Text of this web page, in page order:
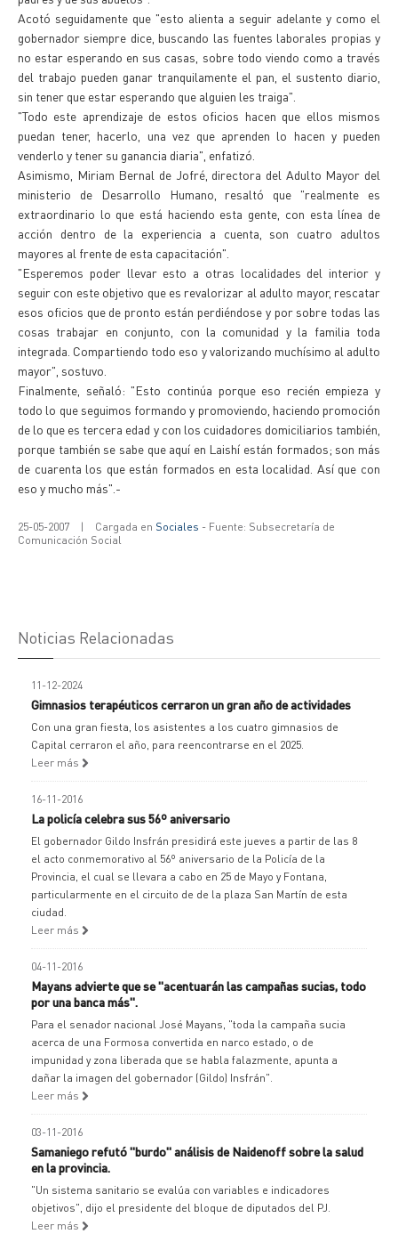
Acotó seguidamente que "esto alienta a seguir adelante y como el
gobernador siempre dice, buscando las fuentes laborales propias y
no estar esperando en sus casas, sobre todo viendo como a través
del trabajo pueden ganar tranquilamente el pan, el sustento diario,
sin tener que estar esperando que alguien les traiga".
"Todo este aprendizaje de estos oficios hacen que ellos mismos
puedan tener, hacerlo, una vez que aprenden lo hacen y pueden
venderlo y tener su ganancia diaria", enfatizó.
Asimismo, Miriam Bernal de Jofré, directora del Adulto Mayor del
ministerio de Desarrollo Humano, resaltó que "realmente es
extraordinario lo que está haciendo esta gente, con esta línea de
acción dentro de la experiencia a cuenta, son cuatro adultos
mayores al frente de esta capacitación".
"Esperemos poder llevar esto a otras localidades del interior y
seguir con este objetivo que es revalorizar al adulto mayor, rescatar
esos oficios que de pronto están perdiéndose y por sobre todas las
cosas trabajar en conjunto, con la comunidad y la familia toda
integrada. Compartiendo todo eso y valorizando muchísimo al adulto
mayor", sostuvo.
Finalmente, señaló: "Esto continúa porque eso recién empieza y
todo lo que seguimos formando y promoviendo, haciendo promoción
de lo que es tercera edad y con los cuidadores domiciliarios también,
porque también se sabe que aquí en Laishí están formados; son más
de cuarenta los que están formados en esta localidad. Así que con
eso y mucho más".-
25-05-2007 | Cargada en Sociales - Fuente: Subsecretaría de
Comunicación Social
Noticias Relacionadas
11-12-2024
Gimnasios terapéuticos cerraron un gran año de actividades
Con una gran fiesta, los asistentes a los cuatro gimnasios de
Capital cerraron el año, para reencontrarse en el 2025.
Leer más
16-11-2016
La policía celebra sus 56º aniversario
El gobernador Gildo Insfrán presidirá este jueves a partir de las 8
el acto conmemorativo al 56º aniversario de la Policía de la
Provincia, el cual se llevara a cabo en 25 de Mayo y Fontana,
particularmente en el circuito de de la plaza San Martín de esta
ciudad.
Leer más
04-11-2016
Mayans advierte que se "acentuarán las campañas sucias, todo
por una banca más".
Para el senador nacional José Mayans, "toda la campaña sucia
acerca de una Formosa convertida en narco estado, o de
impunidad y zona liberada que se habla falazmente, apunta a
dañar la imagen del gobernador (Gildo) Insfrán".
Leer más
03-11-2016
Samaniego refutó "burdo" análisis de Naidenoff sobre la salud
en la provincia.
"Un sistema sanitario se evalúa con variables e indicadores
objetivos", dijo el presidente del bloque de diputados del PJ.
Leer más